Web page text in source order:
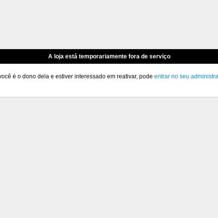
A loja está temporariamente fora de serviço
é o dono dela e estiver interessado em reativar, pode entrar no seu